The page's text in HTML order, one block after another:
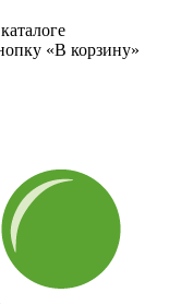
«В корзину»